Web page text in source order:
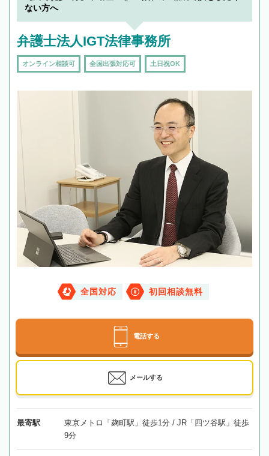
ない方へ
弁護士法人IGT法律事務所
オンライン相談可 全国出張対応可 土日祝OK
全国対応 初回相談無料
電話する
メールする
最寄駅
東京メトロ「麹町駅」徒歩1分 / JR「四ツ谷駅」徒歩
9分